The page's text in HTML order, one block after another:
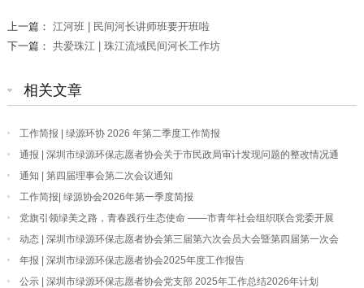
上一篇： 江河班 | 民间河长讲师班要开班啦
下一篇： 共爱珠江 | 珠江流域民间河长工作坊
相关文章
工作简报 | 绿源环协 2026 年第二季度工作简报
通报 | 深圳市绿源环保志愿者协会关于市民政局审计发现问题的整改情况通
报
通知 | 第四届理事会第二次会议通知
工作简报| 绿源协会2026年第一季度简报
党旗引领绿美之路，青春践行生态使命 ——市青年社会组织联合党委开展
“我为深圳种棵树”主题党日活动
动态 | 深圳市绿源环保志愿者协会第三届第六次会员大会暨第四届第一次会
员大会顺利召开
年报 | 深圳市绿源环保志愿者协会2025年度工作报告
公示 | 深圳市绿源环保志愿者协会党支部 2025年工作总结2026年计划